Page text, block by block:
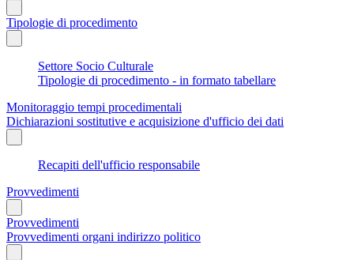
Tipologie di procedimento
Settore Socio Culturale
Tipologie di procedimento - in formato tabellare
Monitoraggio tempi procedimentali
Dichiarazioni sostitutive e acquisizione d'ufficio dei dati
Recapiti dell'ufficio responsabile
Provvedimenti
Provvedimenti
Provvedimenti organi indirizzo politico